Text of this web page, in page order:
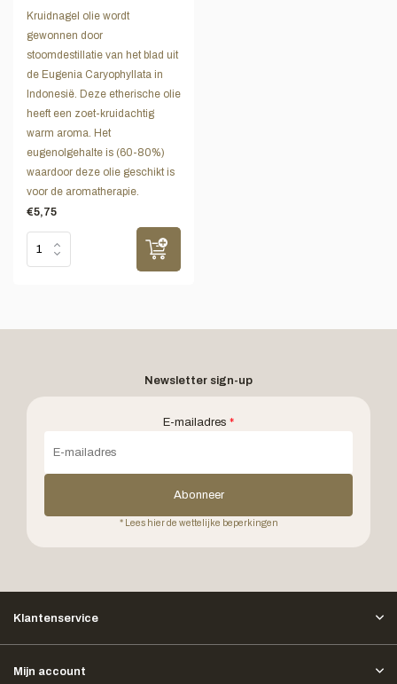
Kruidnagel olie wordt
gewonnen door
stoomdestillatie van het blad uit
de Eugenia Caryophyllata in
Indonesië. Deze etherische olie
heeft een zoet-kruidachtig
warm aroma. Het
eugenolgehalte is (60-80%)
waardoor deze olie geschikt is
voor de aromatherapie.
€5,75
Newsletter sign-up
E-mailadres *
Abonneer
* Lees hier de wettelijke beperkingen
Klantenservice
Mijn account